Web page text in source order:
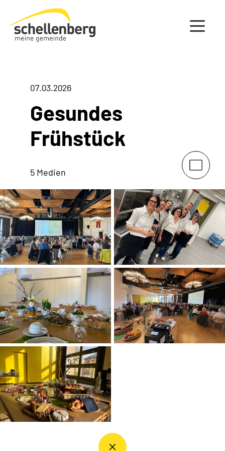
Gemeinde Schellenberg Startseite
07.03.2026
Gesundes
Frühstück
5 Medien